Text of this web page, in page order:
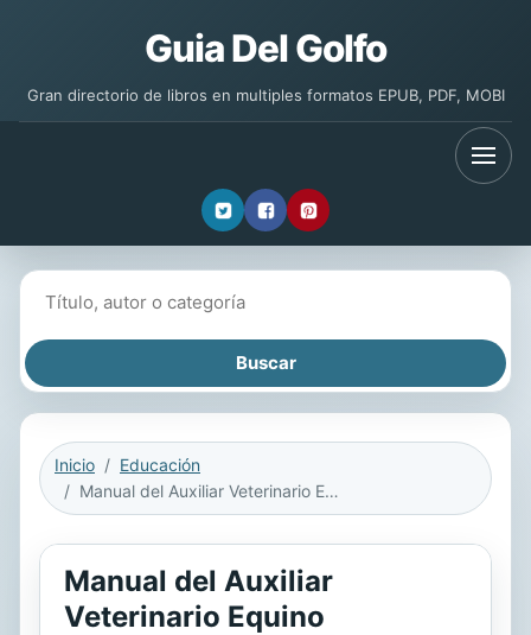
Guia Del Golfo
Gran directorio de libros en multiples formatos EPUB, PDF, MOBI
Inicio
Educación
Manual del Auxiliar Veterinario Equino
Manual del Auxiliar
Veterinario Equino